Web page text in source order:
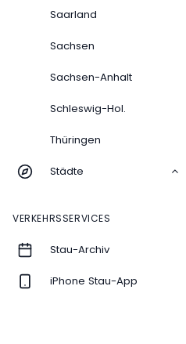
Saarland
Sachsen
Sachsen-Anhalt
Schleswig-Hol.
Thüringen
Städte
VERKEHRSSERVICES
Stau-Archiv
iPhone Stau-App